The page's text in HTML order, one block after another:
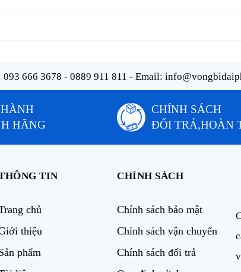
093 666 3678 - 0889 911 811 - Email:
HÃNG
CHÍNH SÁCH
ĐỔI TRẢ,HOÀN
TIN
chủ
thiệu
phẩm
CHÍNH SÁCH
Chính sách bảo mật
Chính sách vận chuyển
Chính sách đổi trả